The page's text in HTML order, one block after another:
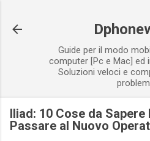
Guide per il modo
computer [Pc e Mac] ed
Soluzioni veloci e
Iliad: 10 Cose da Sapere
Passare al Nuovo